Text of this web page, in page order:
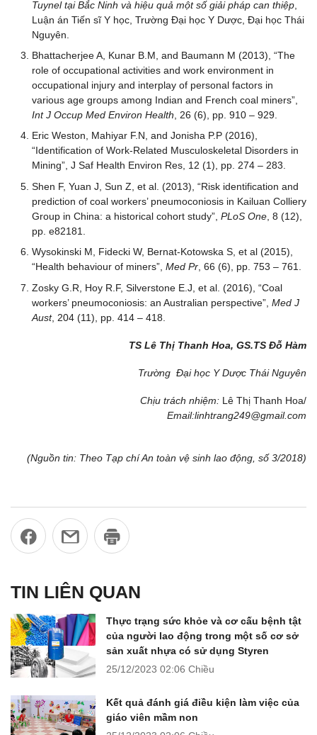
Tuynel tại Bắc Ninh và hiệu quả một số giải pháp can thiệp
Luận án Tiến sĩ Y học, Trường Đại học Y Dược, Đại học Thái
Nguyên.
Bhattacherjee A, Kunar B.M, and Baumann M (2013), “The
role of occupational activities and work environment in
occupational injury and interplay of personal factors in
various age groups among Indian and French coal miners”,
Int J Occup Med Environ Health , 26 (6), pp. 910 – 929.
Eric Weston, Mahiyar F.N, and Jonisha P.P (2016),
“Identification of Work-Related Musculoskeletal Disorders in
Mining”, J Saf Health Environ Res, 12 (1), pp. 274 – 283.
Shen F, Yuan J, Sun Z, et al. (2013), “Risk identification and
prediction of coal workers’ pneumoconiosis in Kailuan Colliery
Group in China: a historical cohort study”, PLoS One , 8 (12),
pp. e82181.
Wysokinski M, Fidecki W, Bernat-Kotowska S, et al (2015),
“Health behaviour of miners”, Med Pr , 66 (6), pp. 753 – 761.
Zosky G.R, Hoy R.F, Silverstone E.J, et al. (2016), “Coal
workers’ pneumoconiosis: an Australian perspective”, Med J
Aust, 204 (11), pp. 414 – 418.
TS Lê Thị Thanh Hoa, GS.TS Đỗ Hàm
Trường Đại học Y Dược Thái Nguyên
Chịu trách nhiệm: Lê Thị Thanh Hoa/
Email:linhtrang249@gmail.com
(Nguồn tin: Theo Tạp chí An toàn vệ sinh lao động, số 3/2018)
TIN LIÊN QUAN
Thực trạng sức khỏe và cơ cấu bệnh tật
của người lao động trong một số cơ sở
sản xuất nhựa có sử dụng Styren
25/12/2023 02:06 Chiều
Kết quả đánh giá điều kiện làm việc của
giáo viên mầm non